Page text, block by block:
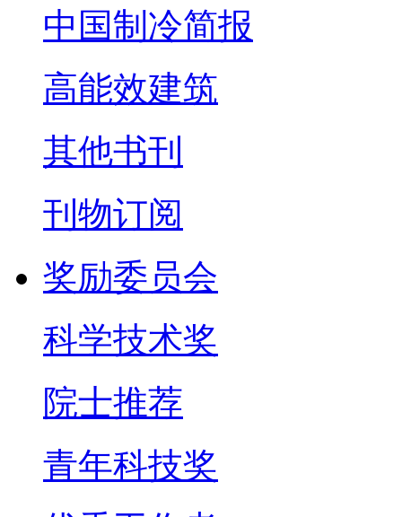
中国制冷简报
高能效建筑
其他书刊
刊物订阅
奖励委员会
科学技术奖
院士推荐
青年科技奖